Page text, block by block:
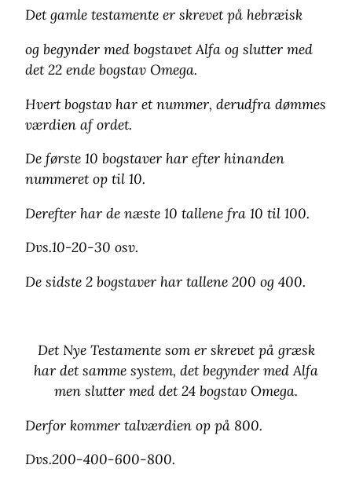
Det gamle testamente er skrevet på hebræisk
og begynder med bogstavet Alfa og slutter med
det 22 ende bogstav Omega.
Hvert bogstav har et nummer, derudfra dømmes
værdien af ordet.
De første 10 bogstaver har efter hinanden
nummeret op til 10.
Derefter har de næste 10 tallene fra 10 til 100.
Dvs.10-20-30 osv.
De sidste 2 bogstaver har tallene 200 og 400.
Det Nye Testamente som er skrevet på græsk
har det samme system, det begynder med Alfa
men slutter med det 24 bogstav Omega.
Derfor kommer talværdien op på 800.
Dvs.200-400-600-800.